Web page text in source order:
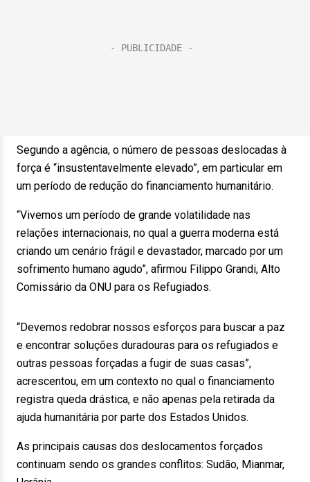
Segundo a agência, o número de pessoas deslocadas à
força é “insustentavelmente elevado”, em particular em
um período de redução do financiamento humanitário.
“Vivemos um período de grande volatilidade nas
relações internacionais, no qual a guerra moderna está
criando um cenário frágil e devastador, marcado por um
sofrimento humano agudo”, afirmou Filippo Grandi, Alto
Comissário da ONU para os Refugiados.
“Devemos redobrar nossos esforços para buscar a paz
e encontrar soluções duradouras para os refugiados e
outras pessoas forçadas a fugir de suas casas”,
acrescentou, em um contexto no qual o financiamento
registra queda drástica, e não apenas pela retirada da
ajuda humanitária por parte dos Estados Unidos.
As principais causas dos deslocamentos forçados
continuam sendo os grandes conflitos: Sudão, Mianmar,